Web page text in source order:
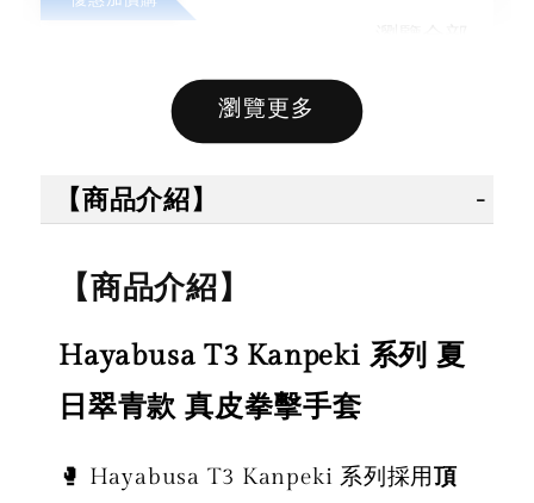
【拳運會】
拳擊手套 除
格鬥專用 擊
退汗味 台灣
製造 酵素分
售完
綁帶 彈性手
綁帶 熱情火
紅款
綁帶 彈
綁帶 獨
瀏覽更多
【商品介紹】
【商品介紹】
Hayabusa T3 Kanpeki 系列 夏
日翠青款 真皮拳擊手套
🥊 Hayabusa T3 Kanpeki 系列採用頂